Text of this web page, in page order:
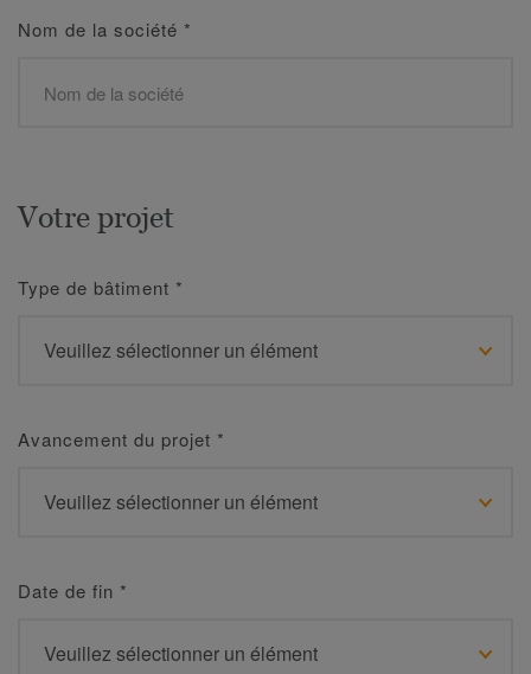
Nom de la société *
Votre projet
Type de bâtiment *
Avancement du projet *
Date de fin *